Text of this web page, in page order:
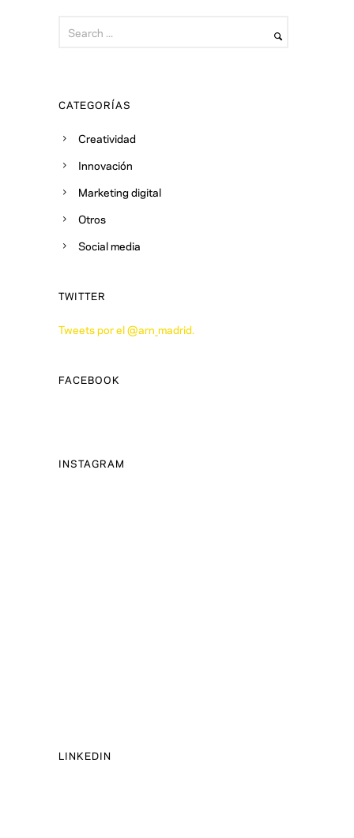
CATEGORÍAS
Creatividad
Innovación
Marketing digital
Otros
Social media
TWITTER
Tweets por el @arn_madrid.
FACEBOOK
INSTAGRAM
LINKEDIN